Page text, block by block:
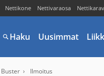
Nettikone Nettivaraosa
Haku Uusimmat
Buster Ilmoitus